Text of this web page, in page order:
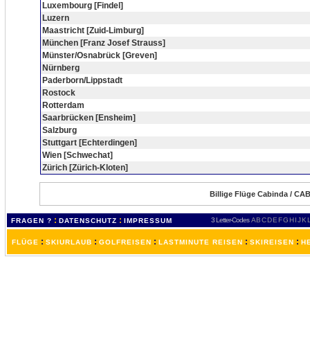
Luxembourg [Findel]
Luzern
Maastricht [Zuid-Limburg]
München [Franz Josef Strauss]
Münster/Osnabrück [Greven]
Nürnberg
Paderborn/Lippstadt
Rostock
Rotterdam
Saarbrücken [Ensheim]
Salzburg
Stuttgart [Echterdingen]
Wien [Schwechat]
Zürich [Zürich-Kloten]
Billige Flüge Cabinda /
FRAGEN ? : DATENSCHUTZ : IMPRESSUM 3 Letter-Codes ABCDEFGH IJKL
FLÜGE : SKIURLAUB : GOLFREISEN : LASTMINUTE REISEN : SKIREISEN :